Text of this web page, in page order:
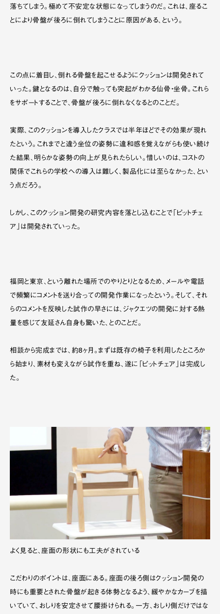
落ちてしまう。極めて不安定な状態になってしまうのだ。これは、座るこ
とにより骨盤が後ろに倒れてしまうことに原因がある、という。
この点に着目し、倒れる骨盤を起こせるようにクッションは開発されて
いった。鍵となるのは、自分で触っても突起がわかる仙骨・坐骨。これら
をサポートすることで、骨盤が後ろに倒れなくなるとのことだ。
実際、このクッションを導入したクラスでは半年ほどでその効果が現れ
たという。これまでと違う坐位の姿勢に違和感を覚えながらも使い続け
た結果、明らかな姿勢の向上が見られたらしい。惜しいのは、コストの
関係でこれらの学校への導入は難しく、製品化には至らなかった、とい
う点だろう。
しかし、このクッション開発の研究内容を落とし込むことで「ピットチェ
ア」は開発されていった。
福岡と東京、という離れた場所でのやりとりとなるため、メールや電話
で頻繁にコメントを送り合っての開発作業になったという。そして、それ
らのコメントを反映した試作の早さには、ジャクエツの開発に対する熱
量を感じて友延さん自身も驚いた、とのことだ。
相談から完成までは、約8ヶ月。まずは既存の椅子を利用したところか
ら始まり、素材も変えながら試作を重ね、遂に「ピットチェア」は完成し
た。
よく見ると、座面の形状にも工夫がされている
こだわりのポイントは、座面にある。座面の後ろ側はクッション開発の
時にも重要とされた骨盤が起きる体勢となるよう、緩やかなカーブを描
いていて、おしりを安定させて腰掛けられる。一方、おしり側だけではな